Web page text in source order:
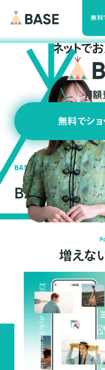
無料
ネットで
月
無料でシ
BASEの強み
BASEが強
増えな